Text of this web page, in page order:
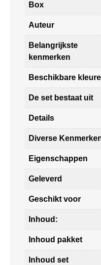
Box
Auteur
Belangrijkste
kenmerken
Beschikbare
De set bestaat uit
Details
Diverse
Eigenschappen
Geleverd
Geschikt voor
Inhoud:
Inhoud pakket
Inhoud set